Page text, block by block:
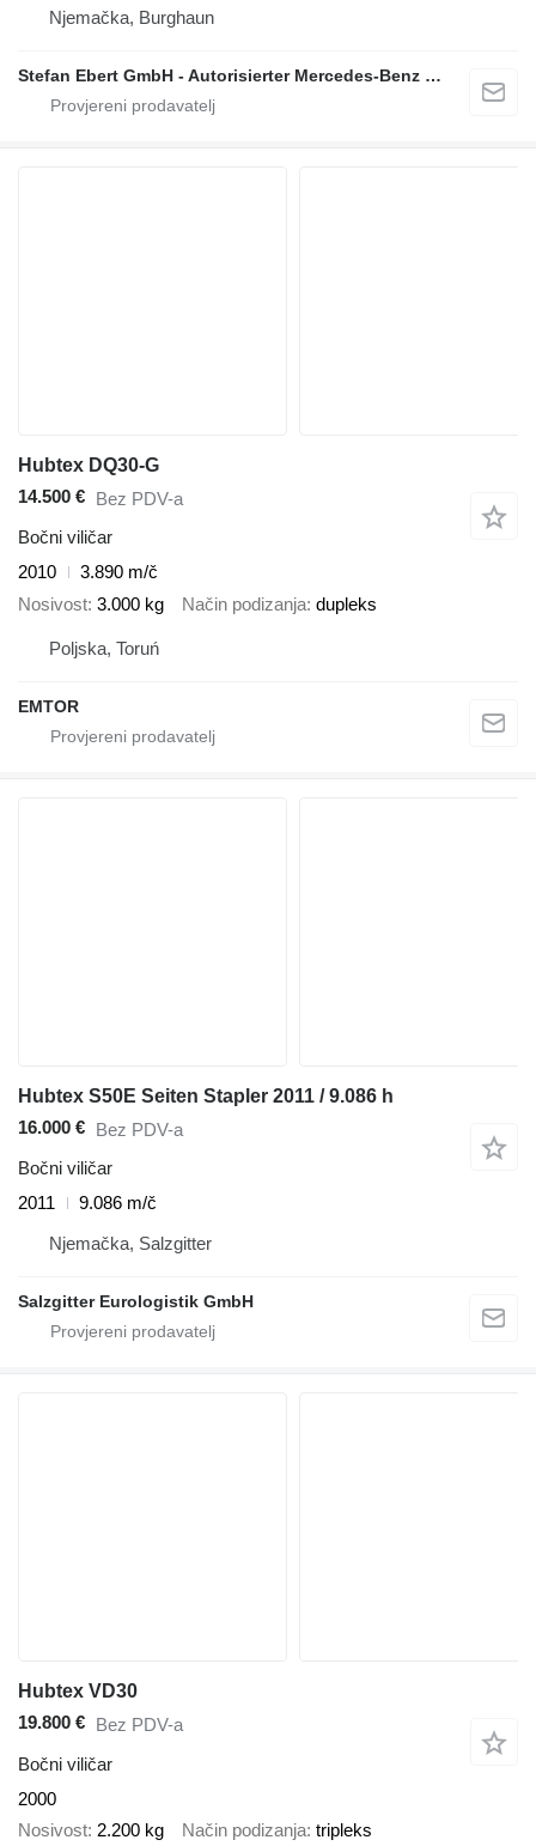
Njemačka, Burghaun
Stefan Ebert GmbH - Autorisierter Mercedes-Benz Servicepartner
Hubtex DQ30-G
14.500 € Bez PDV-a
Bočni viličar
2010
3.890 m/č
Nosivost 3.000 kg Način podizanja dupleks
Poljska, Toruń
EMTOR
Hubtex S50E Seiten Stapler 2011 / 9.086 h
16.000 € Bez PDV-a
Bočni viličar
2011
9.086 m/č
Njemačka, Salzgitter
Salzgitter Eurologistik GmbH
Hubtex VD30
19.800 € Bez PDV-a
Bočni viličar
2000
Nosivost 2.200 kg Način podizanja tripleks